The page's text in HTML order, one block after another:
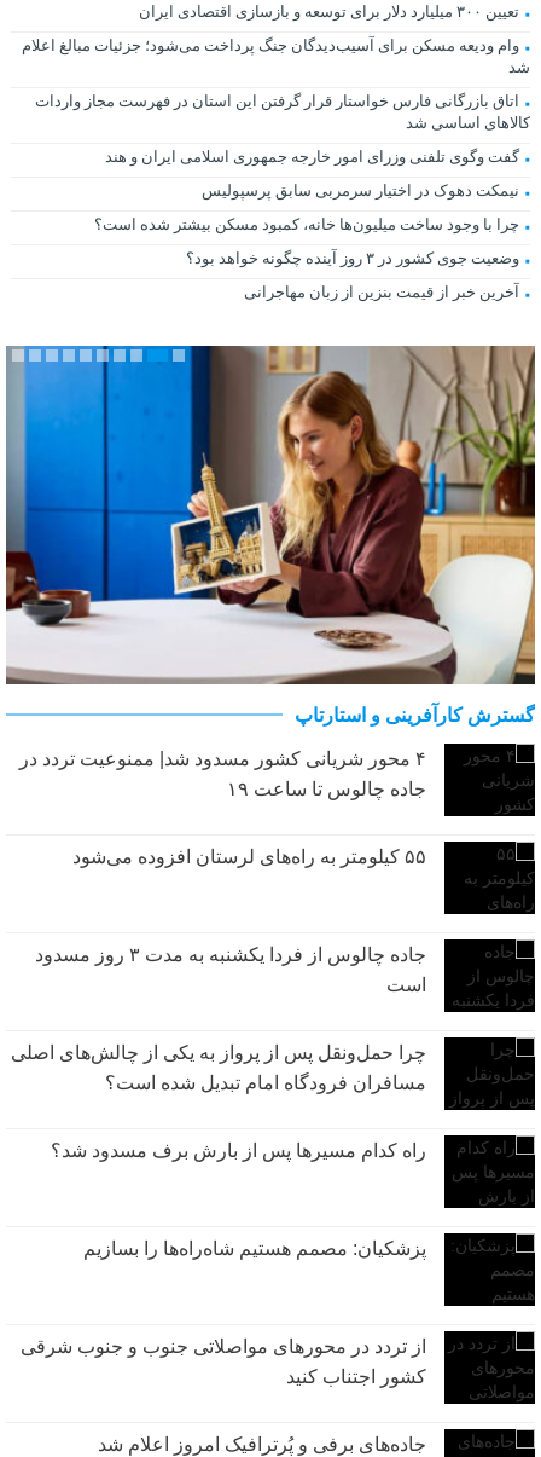
تعیین ۳۰۰ میلیارد دلار برای توسعه و بازسازی اقتصادی ایران
وام ودیعه مسکن برای آسیب‌دیدگان جنگ پرداخت می‌شود؛ جزئیات مبالغ اعلام
شد
اتاق بازرگانی فارس خواستار قرار گرفتن این استان در فهرست مجاز واردات
کالاهای اساسی شد
گفت وگوی تلفنی وزرای امور خارجه جمهوری اسلامی ایران و هند
نیمکت دهوک در اختیار سرمربی سابق پرسپولیس
چرا با وجود ساخت میلیون‌ها خانه، کمبود مسکن بیشتر شده است؟
وضعیت جوی کشور در ۳ روز آینده چگونه خواهد بود؟
آخرین خبر از قیمت بنزین از زبان مهاجرانی
برترین مراکز خرید لگو در بازار ایران
گسترش کارآفرینی و استارتاپ
۴ محور شریانی کشور مسدود شد| ممنوعیت تردد در
جاده چالوس تا ساعت ۱۹
۵۵ کیلومتر به راه‌های لرستان افزوده می‌شود
جاده چالوس از فردا یکشنبه به مدت ۳ روز مسدود
است
چرا حمل‌ونقل پس از پرواز به یکی از چالش‌های اصلی
مسافران فرودگاه امام تبدیل شده است؟
راه کدام مسیرها پس از بارش برف مسدود شد؟
پزشکیان: مصمم هستیم شاه‌راه‌ها را بسازیم
از تردد در محورهای مواصلاتی جنوب و جنوب شرقی
کشور اجتناب کنید
جاده‌های برفی و پُرترافیک امروز اعلام شد